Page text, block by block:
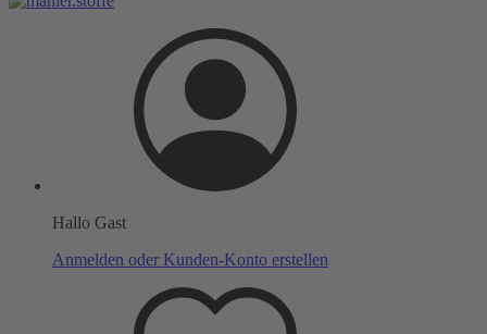
Hallo Gast
Anmelden oder Kunden-Konto erstellen